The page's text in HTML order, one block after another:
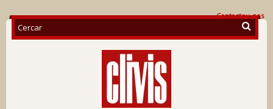
Contacteu-nos